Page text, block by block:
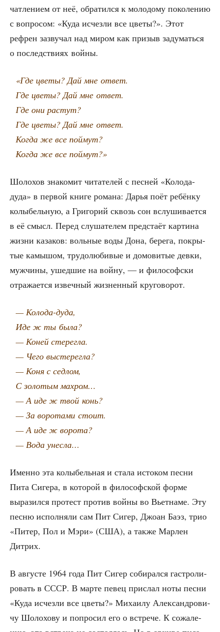
чат­ле­ни­ем от неё, обра­тил­ся к моло­до­му поко­ле­нию
с вопро­сом: «Куда исчез­ли все цве­ты?». Этот
рефрен зазву­чал над миром как при­зыв заду­мать­ся
о послед­стви­ях войны.
«Где цве­ты? Дай мне ответ.
Где цве­ты? Дай мне ответ.
Где они растут?
Где цве­ты? Дай мне ответ.
Когда же все поймут?
Когда же все поймут?»
Шоло­хов зна­ко­мит чита­те­лей с пес­ней «Коло­да-
дуда» в пер­вой кни­ге рома­на: Дарья поёт ребён­ку
колы­бель­ную, а Гри­го­рий сквозь сон вслу­ши­ва­ет­ся
в её смысл. Перед слу­ша­те­лем пред­ста­ёт кар­ти­на
жиз­ни каза­ков: воль­ные воды Дона, бере­га, покры­
тые камы­шом, тру­до­лю­би­вые и домо­ви­тые дев­ки,
муж­чи­ны, ушед­шие на вой­ну, — и фило­соф­ски
отра­жа­ет­ся извеч­ный жиз­нен­ный круговорот.
— Коло­да-дуда,
Иде ж ты была?
— Коней стерегла.
— Чего выстерегла?
— Коня с седлом,
С золо­тым махром…
— А иде ж твой конь?
— За воро­та­ми стоит.
— А иде ж ворота?
— Вода унесла…
Имен­но эта колы­бель­ная и ста­ла исто­ком пес­ни
Пита Сиге­ра, в кото­рой в фило­соф­ской фор­ме
выра­зил­ся про­тест про­тив вой­ны во Вьет­на­ме. Эту
пес­ню испол­ня­ли сам Пит Сигер, Джо­ан Баэз, трио
«Питер, Пол и Мэри» (США), а так­же Мар­лен
Дитрих.
В авгу­сте 1964 года Пит Сигер соби­рал­ся гастро­ли­
ро­вать в СССР. В мар­те певец при­слал ноты пес­ни
«Куда исчез­ли все цве­ты?» Миха­и­лу Алек­сан­дро­ви­
чу Шоло­хо­ву и попро­сил его о встре­че. К сожа­ле­